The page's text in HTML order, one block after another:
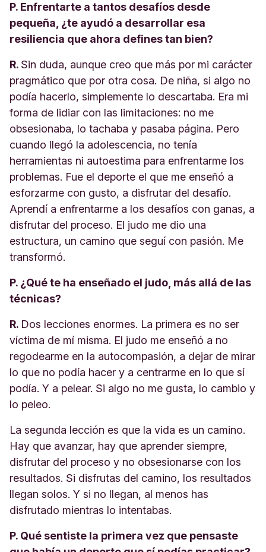
P. Enfrentarte a tantos desafíos desde
pequeña, ¿te ayudó a desarrollar esa
resiliencia que ahora defines tan bien?
R. Sin duda, aunque creo que más por mi carácter
pragmático que por otra cosa. De niña, si algo no
podía hacerlo, simplemente lo descartaba. Era mi
forma de lidiar con las limitaciones: no me
obsesionaba, lo tachaba y pasaba página. Pero
cuando llegó la adolescencia, no tenía
herramientas ni autoestima para enfrentarme los
problemas. Fue el deporte el que me enseñó a
esforzarme con gusto, a disfrutar del desafío.
Aprendí a enfrentarme a los desafíos con ganas, a
disfrutar del proceso. El judo me dio una
estructura, un camino que seguí con pasión. Me
transformó.
P. ¿Qué te ha enseñado el judo, más allá de las
técnicas?
R. Dos lecciones enormes. La primera es no ser
víctima de mí misma. El judo me enseñó a no
regodearme en la autocompasión, a dejar de mirar
lo que no podía hacer y a centrarme en lo que sí
podía. Y a pelear. Si algo no me gusta, lo cambio y
lo peleo.
La segunda lección es que la vida es un camino.
Hay que avanzar, hay que aprender siempre,
disfrutar del proceso y no obsesionarse con los
resultados. Si disfrutas del camino, los resultados
llegan solos. Y si no llegan, al menos has
disfrutado mientras lo intentabas.
P. Qué sentiste la primera vez que pensaste